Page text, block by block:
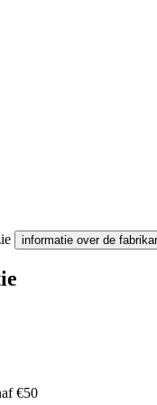
informatie over de
€50